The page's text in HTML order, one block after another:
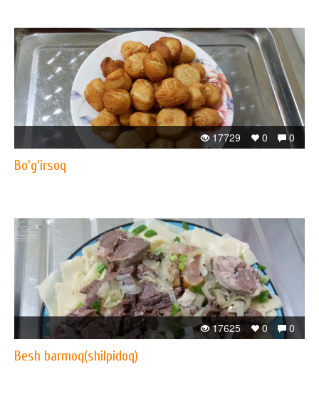
0
0
17729
Bo'g'irsoq
0
0
17625
Besh barmoq(shilpidoq)